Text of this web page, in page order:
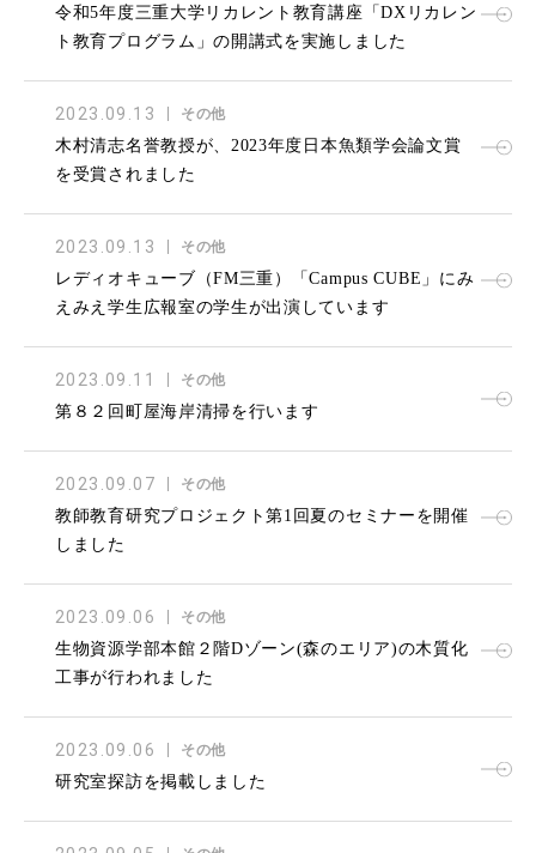
令和5年度三重大学リカレント教育講座「DXリカレン
ト教育プログラム」の開講式を実施しました
2023.09.13 その他
木村清志名誉教授が、2023年度日本魚類学会論文賞
を受賞されました
2023.09.13 その他
レディオキューブ（FM三重）「Campus CUBE」にみ
えみえ学生広報室の学生が出演しています
2023.09.11 その他
第８２回町屋海岸清掃を行います
2023.09.07 その他
教師教育研究プロジェクト第1回夏のセミナーを開催
しました
2023.09.06 その他
生物資源学部本館２階Dゾーン(森のエリア)の木質化
工事が行われました
2023.09.06 その他
研究室探訪を掲載しました